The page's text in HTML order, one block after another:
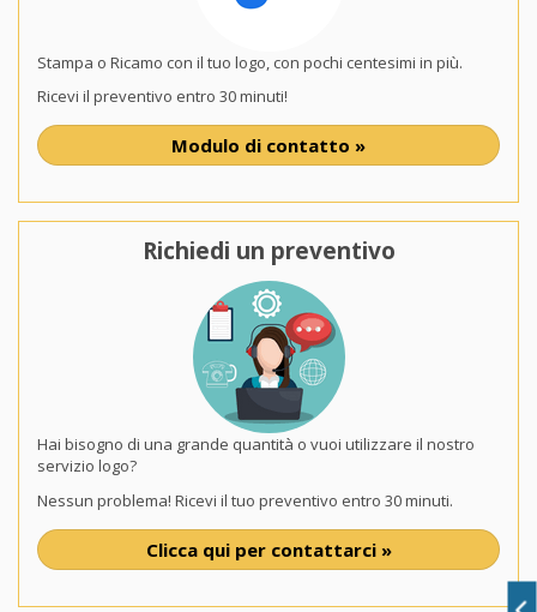
Stampa o Ricamo con il tuo logo, con pochi centesimi in più.
Ricevi il preventivo entro 30 minuti!
Modulo di contatto »
Richiedi un preventivo
Hai bisogno di una grande quantità o vuoi utilizzare il nostro
servizio logo?
Nessun problema! Ricevi il tuo preventivo entro 30 minuti.
Clicca qui per contattarci »